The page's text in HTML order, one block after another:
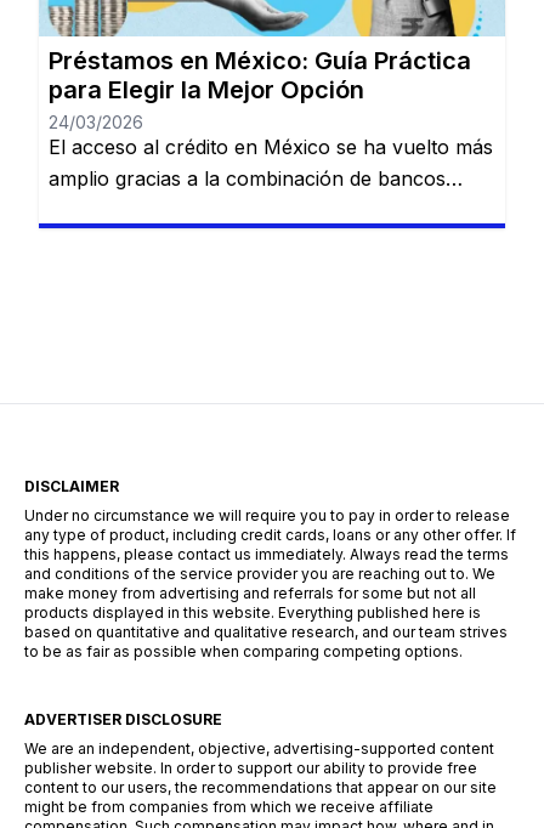
reglas del juego crediticio local. 1. […]
Préstamos en México: Guía Práctica
para Elegir la Mejor Opción
24/03/2026
El acceso al crédito en México se ha vuelto más
amplio gracias a la combinación de bancos
decisiones responsables. ¿Qué tipos de […]
DISCLAIMER
Under no circumstance we will require you to pay in order to release
any type of product, including credit cards, loans or any other offer. If
this happens, please contact us immediately. Always read the terms
and conditions of the service provider you are reaching out to. We
make money from advertising and referrals for some but not all
products displayed in this website. Everything published here is
based on quantitative and qualitative research, and our team strives
to be as fair as possible when comparing competing options.
ADVERTISER DISCLOSURE
We are an independent, objective, advertising-supported content
publisher website. In order to support our ability to provide free
content to our users, the recommendations that appear on our site
might be from companies from which we receive affiliate